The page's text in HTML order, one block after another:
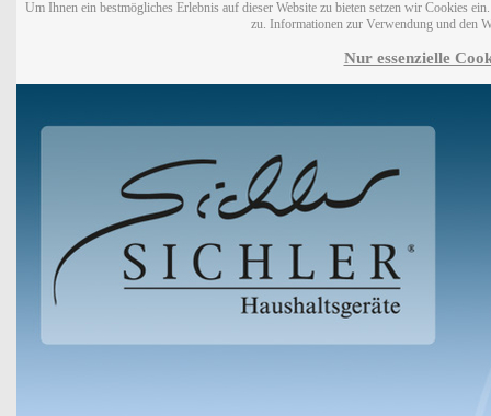
Um Ihnen ein bestmögliches Erlebnis auf dieser Website zu bieten setzen wir Cookies
zu. Informationen zur Verwendung und den
Nur essenzielle